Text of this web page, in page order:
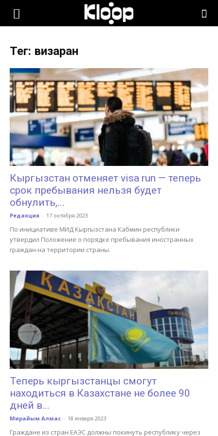
KLOOP.KG
Новости
Кыргызстана
Тег: визаран
Кыргызстан отменяет visa run — теперь
срок пребывания нельзя будет
обнулить,...
Редакция - 17 октября 2023
По инициативе МИД Кыргызстана Кабмин республики
утвердил Положение о порядке пребывания иностранных
граждан на территории страны.
Теперь кыргызстанцы смогут
находиться в Казахстане не более 90
дней в...
Мирайым Алмас - 18 января 2023
Граждане из стран ЕАЭС должны покинуть республику через